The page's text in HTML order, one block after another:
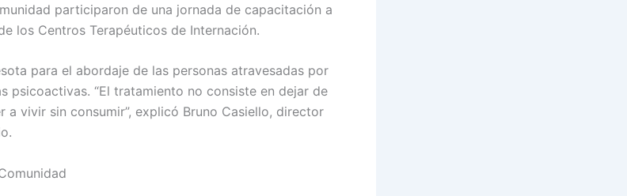
participaron de una jornada de capacitación a
los Centros Terapéuticos de Internación.
para el abordaje de las personas atravesadas por
psicoactivas. “El tratamiento no consiste en dejar de
a vivir sin consumir”, explicó Bruno Casiello, director